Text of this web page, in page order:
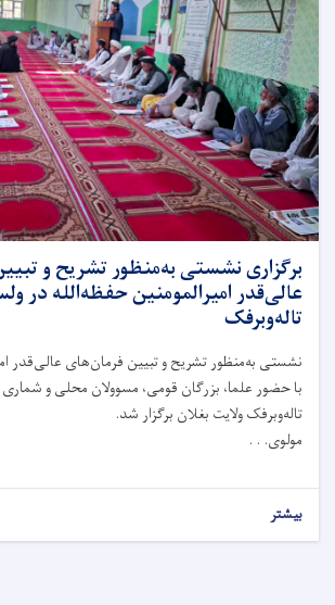
برگزاری نشستی به‌منظور تشریح و
عالی‌قدر امیرالمومنین حفظه‌الله در
تاله‌و‌برفک
نشستی به‌منظور تشریح و تبیین فرمان‌های عالی‌قدر
با حضور علما، بزرگان قومی، مسوولان محلی و شماری
تاله‌و‌برفک ولایت بغلان برگزار شد.
مولوی. . .
بیشتر